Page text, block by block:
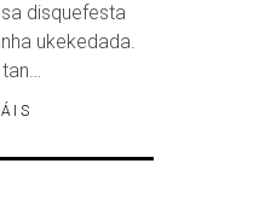
disquefesta
ukekedada.